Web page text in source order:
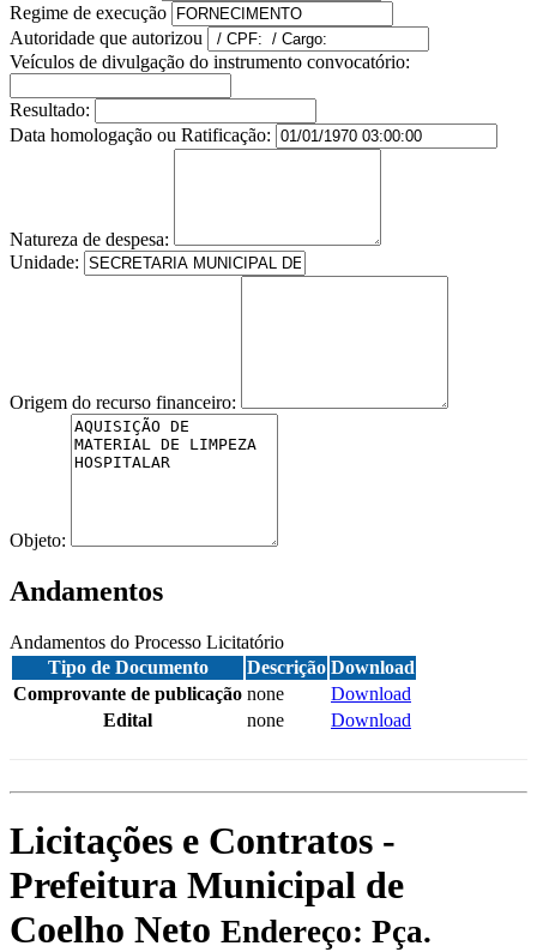
Regime de execução
Autoridade que autorizou
Veículos de divulgação do instrumento convocatório:
Resultado:
Data homologação ou Ratificação:
Natureza de despesa:
Unidade:
Origem do recurso financeiro:
Objeto:
Andamentos
Andamentos do Processo Licitatório
Tipo de Documento
Descrição Download
Comprovante de publicação none
Download
Edital
none Download
Licitações e Contratos -
Prefeitura Municipal de
Coelho Neto Endereço: Pça.